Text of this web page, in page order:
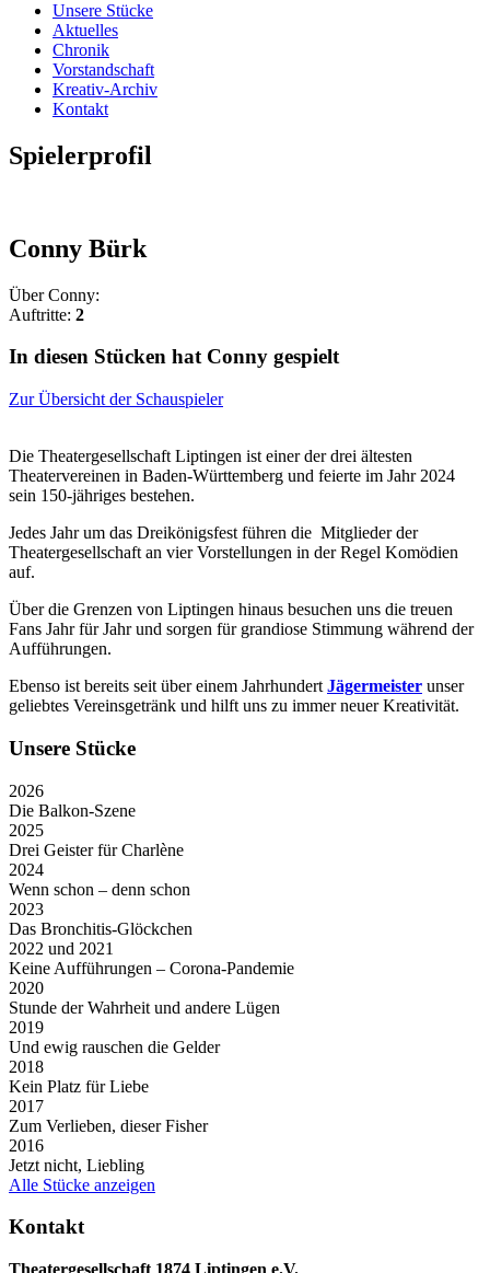
Unsere Stücke
Aktuelles
Chronik
Vorstandschaft
Kreativ-Archiv
Kontakt
Spielerprofil
Conny Bürk
Über Conny:
Auftritte: 2
In diesen Stücken hat Conny gespielt
Zur Übersicht der Schauspieler
Die Theatergesellschaft Liptingen ist einer der drei ältesten
Theatervereinen in Baden-Württemberg und feierte im Jahr 2024
sein 150-jähriges bestehen.
Jedes Jahr um das Dreikönigsfest führen die Mitglieder der
Theatergesellschaft an vier Vorstellungen in der Regel Komödien
auf.
Über die Grenzen von Liptingen hinaus besuchen uns die treuen
Fans Jahr für Jahr und sorgen für grandiose Stimmung während der
Aufführungen.
Ebenso ist bereits seit über einem Jahrhundert Jägermeister unser
geliebtes Vereinsgetränk und hilft uns zu immer neuer Kreativität.
Unsere Stücke
2026
Die Balkon-Szene
2025
Drei Geister für Charlène
2024
Wenn schon – denn schon
2023
Das Bronchitis-Glöckchen
2022 und 2021
Keine Aufführungen – Corona-Pandemie
2020
Stunde der Wahrheit und andere Lügen
2019
Und ewig rauschen die Gelder
2018
Kein Platz für Liebe
2017
Zum Verlieben, dieser Fisher
2016
Jetzt nicht, Liebling
Alle Stücke anzeigen
Kontakt
Theatergesellschaft 1874 Liptingen e.V.